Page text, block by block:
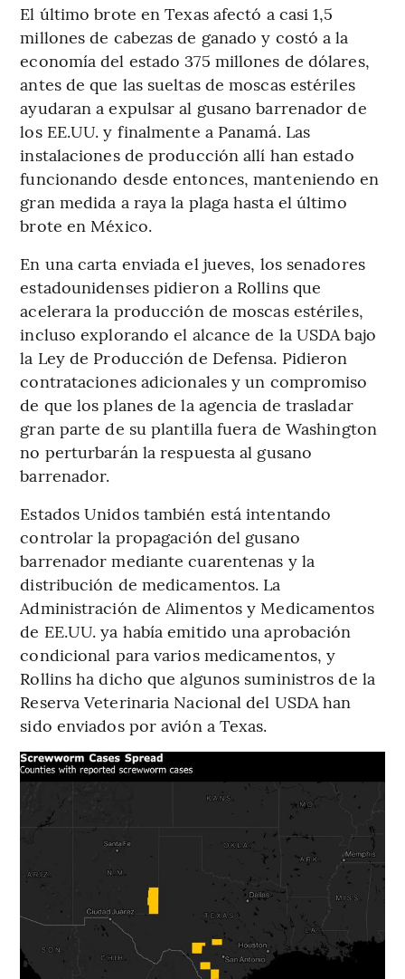
El último brote en Texas afectó a casi 1,5
millones de cabezas de ganado y costó a la
economía del estado 375 millones de dólares,
antes de que las sueltas de moscas estériles
ayudaran a expulsar al gusano barrenador de
los EE.UU. y finalmente a Panamá. Las
instalaciones de producción allí han estado
funcionando desde entonces, manteniendo en
gran medida a raya la plaga hasta el último
brote en México.
En una carta enviada el jueves, los senadores
estadounidenses pidieron a Rollins que
acelerara la producción de moscas estériles,
incluso explorando el alcance de la USDA bajo
la Ley de Producción de Defensa. Pidieron
contrataciones adicionales y un compromiso
de que los planes de la agencia de trasladar
gran parte de su plantilla fuera de Washington
no perturbarán la respuesta al gusano
barrenador.
Estados Unidos también está intentando
controlar la propagación del gusano
barrenador mediante cuarentenas y la
distribución de medicamentos. La
Administración de Alimentos y Medicamentos
de EE.UU. ya había emitido una aprobación
condicional para varios medicamentos, y
Rollins ha dicho que algunos suministros de la
Reserva Veterinaria Nacional del USDA han
sido enviados por avión a Texas.